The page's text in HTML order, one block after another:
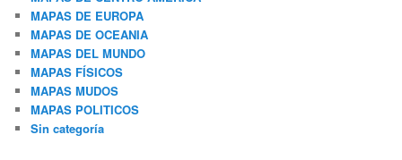
MAPAS DE EUROPA
MAPAS DE OCEANIA
MAPAS DEL MUNDO
MAPAS FÍSICOS
MAPAS MUDOS
MAPAS POLITICOS
Sin categoría